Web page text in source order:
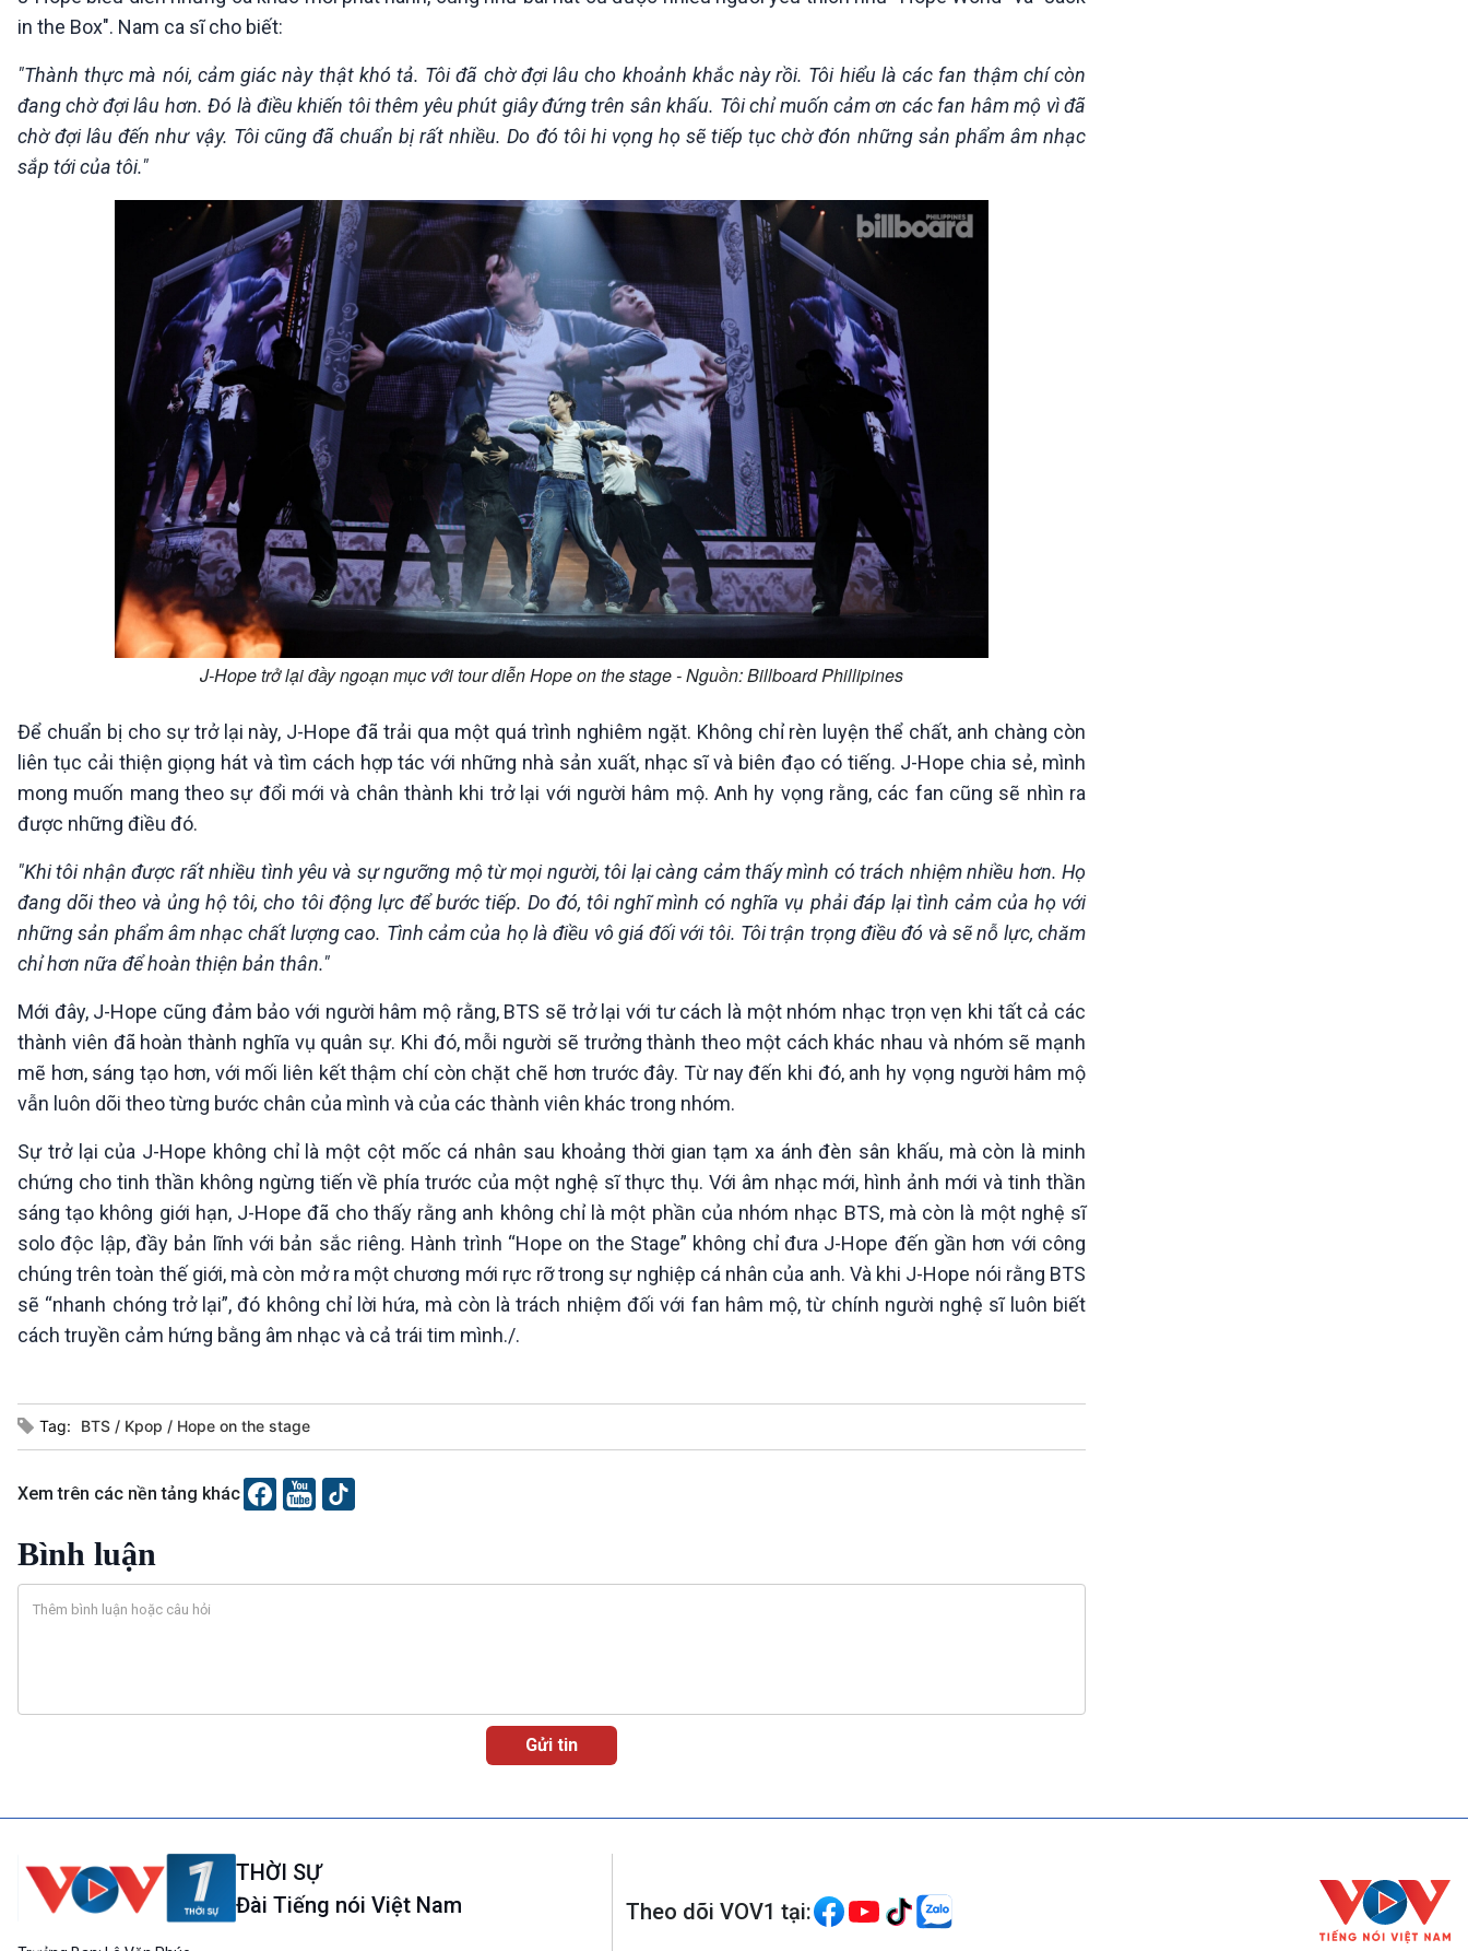
in the Box". Nam ca sĩ cho biết:
"Thành thực mà nói, cảm giác này thật khó tả. Tôi đã chờ đợi lâu cho khoảnh khắc này rồi. Tôi hiểu là các fan thậm chí còn
đang chờ đợi lâu hơn. Đó là điều khiến tôi thêm yêu phút giây đứng trên sân khấu. Tôi chỉ muốn cảm ơn các fan hâm mộ vì đã
chờ đợi lâu đến như vậy. Tôi cũng đã chuẩn bị rất nhiều. Do đó tôi hi vọng họ sẽ tiếp tục chờ đón những sản phẩm âm nhạc
sắp tới của tôi."
J-Hope trở lại đầy ngoạn mục với tour diễn Hope on the stage - Nguồn: Billboard Phillipines
Để chuẩn bị cho sự trở lại này, J-Hope đã trải qua một quá trình nghiêm ngặt. Không chỉ rèn luyện thể chất, anh chàng còn
liên tục cải thiện giọng hát và tìm cách hợp tác với những nhà sản xuất, nhạc sĩ và biên đạo có tiếng. J-Hope chia sẻ, mình
mong muốn mang theo sự đổi mới và chân thành khi trở lại với người hâm mộ. Anh hy vọng rằng, các fan cũng sẽ nhìn ra
được những điều đó.
"Khi tôi nhận được rất nhiều tình yêu và sự ngưỡng mộ từ mọi người, tôi lại càng cảm thấy mình có trách nhiệm nhiều hơn. Họ
đang dõi theo và ủng hộ tôi, cho tôi động lực để bước tiếp. Do đó, tôi nghĩ mình có nghĩa vụ phải đáp lại tình cảm của họ với
những sản phẩm âm nhạc chất lượng cao. Tình cảm của họ là điều vô giá đối với tôi. Tôi trận trọng điều đó và sẽ nỗ lực, chăm
chỉ hơn nữa để hoàn thiện bản thân."
Mới đây, J-Hope cũng đảm bảo với người hâm mộ rằng, BTS sẽ trở lại với tư cách là một nhóm nhạc trọn vẹn khi tất cả các
thành viên đã hoàn thành nghĩa vụ quân sự. Khi đó, mỗi người sẽ trưởng thành theo một cách khác nhau và nhóm sẽ mạnh
mẽ hơn, sáng tạo hơn, với mối liên kết thậm chí còn chặt chẽ hơn trước đây. Từ nay đến khi đó, anh hy vọng người hâm mộ
vẫn luôn dõi theo từng bước chân của mình và của các thành viên khác trong nhóm.
Sự trở lại của J-Hope không chỉ là một cột mốc cá nhân sau khoảng thời gian tạm xa ánh đèn sân khấu, mà còn là minh
chứng cho tinh thần không ngừng tiến về phía trước của một nghệ sĩ thực thụ. Với âm nhạc mới, hình ảnh mới và tinh thần
sáng tạo không giới hạn, J-Hope đã cho thấy rằng anh không chỉ là một phần của nhóm nhạc BTS, mà còn là một nghệ sĩ
solo độc lập, đầy bản lĩnh với bản sắc riêng. Hành trình “Hope on the Stage” không chỉ đưa J-Hope đến gần hơn với công
chúng trên toàn thế giới, mà còn mở ra một chương mới rực rỡ trong sự nghiệp cá nhân của anh. Và khi J-Hope nói rằng BTS
sẽ “nhanh chóng trở lại”, đó không chỉ lời hứa, mà còn là trách nhiệm đối với fan hâm mộ, từ chính người nghệ sĩ luôn biết
cách truyền cảm hứng bằng âm nhạc và cả trái tim mình./.
Tag: BTS Kpop Hope on the stage
Xem trên các nền tảng khác
Bình luận
THỜI SỰ
Đài Tiếng nói Việt Nam
Theo dõi VOV1 tại: